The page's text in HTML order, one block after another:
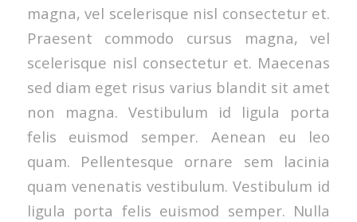
magna, vel scelerisque nisl consectetur et.
Praesent commodo cursus magna, vel
scelerisque nisl consectetur et. Maecenas
sed diam eget risus varius blandit sit amet
non magna. Vestibulum id ligula porta
felis euismod semper. Aenean eu leo
quam. Pellentesque ornare sem lacinia
quam venenatis vestibulum. Vestibulum id
ligula porta felis euismod semper. Nulla